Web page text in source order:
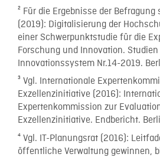
² Für die Ergebnisse der Befragung
(2019): Digitalisierung der
einer Schwerpunktstudie für die
Forschung und Innovation.
Innovationssystem Nr.14-2019.
³ Vgl. Internationale
Exzellenzinitiative (2016):
Expertenkommission zur
Exzellenzinitiative. Endbericht.
⁴ Vgl. IT-Planungsrat (2016):
öffentliche Verwaltung gewinnen,